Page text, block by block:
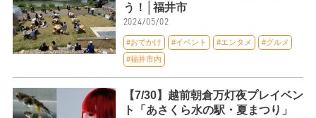
う！│福井市
2024/05/02
#おでかけ #イベント #エンタメ #グルメ
#福井市内
【7/30】越前朝倉万灯夜プレイベン
ト「あさくら水の駅・夏まつり」